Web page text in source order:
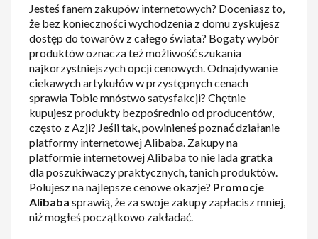
Jesteś fanem zakupów internetowych? Doceniasz to,
że bez konieczności wychodzenia z domu zyskujesz
dostęp do towarów z całego świata? Bogaty wybór
produktów oznacza też możliwość szukania
najkorzystniejszych opcji cenowych. Odnajdywanie
ciekawych artykułów w przystępnych cenach
sprawia Tobie mnóstwo satysfakcji? Chętnie
kupujesz produkty bezpośrednio od producentów,
często z Azji? Jeśli tak, powinieneś poznać działanie
platformy internetowej Alibaba. Zakupy na
platformie internetowej Alibaba to nie lada gratka
dla poszukiwaczy praktycznych, tanich produktów.
Polujesz na najlepsze cenowe okazje? Promocje
Alibaba sprawią, że za swoje zakupy zapłacisz mniej,
niż mogłeś początkowo zakładać.